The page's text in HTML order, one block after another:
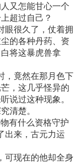
又怎能甘心一个
超过自己？
很久了，仗着拥
的各种丹药、资
将这暴虎兽拿
竟然在那月色下
，这几乎怪异的
说过这种现象。
清楚。
有什么资格守护
出来，古元力运
现在的他却全身